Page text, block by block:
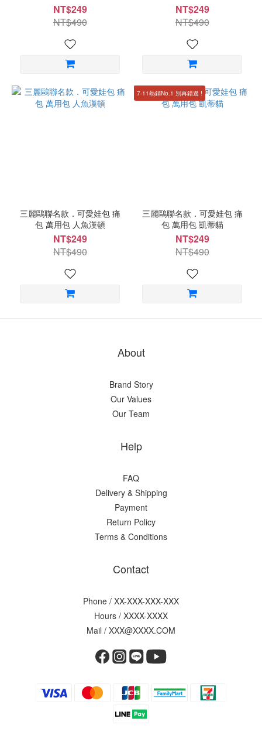
NT$249
NT$490
NT$249
NT$490
三麗鷗聯名款．可愛娃包 痛
包 萬用包 人魚漢頓
NT$249
NT$490
7-11熱銷No.1 別再錯過 !
三麗鷗聯名款．可愛娃包 痛
包 萬用包 凱蒂貓
NT$249
NT$490
About
Brand Story
Our Values
Our Team
Help
FAQ
Delivery & Shipping
Payment
Return Policy
Terms & Conditions
Contact
Phone / XX-XXX-XXX-XXX
Hours / XXXX-XXXX
Mail / XXX@XXXX.COM